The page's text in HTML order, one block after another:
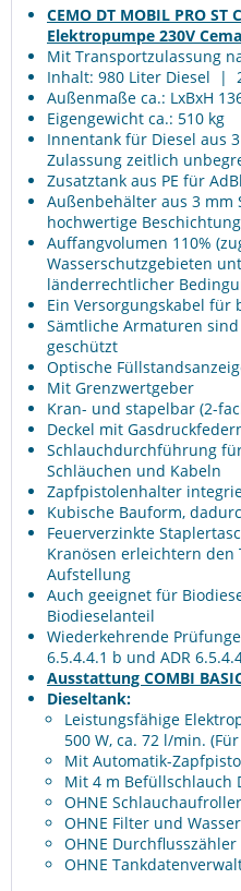
CEMO DT MOBIL PRO
Elektropumpe 230V
Mit Transportzulassung
Inhalt: 980 Liter Diesel |
Außenmaße ca.: LxBxH
Eigengewicht ca.: 510 kg
Innentank für Diesel aus
Zulassung zeitlich
Zusatztank aus PE für
Außenbehälter aus 3 mm
hochwertige Beschichtung
Auffangvolumen 110%
Wasserschutzgebieten
länderrechtlicher
Ein Versorgungskabel für
Sämtliche Armaturen
geschützt
Optische
Mit Grenzwertgeber
Kran- und stapelbar (2-
Deckel mit
Schlauchdurchführung
Schläuchen und Kabeln
Zapfpistolenhalter
Kubische Bauform,
Feuerverzinkte
Kranösen erleichtern
Aufstellung
Auch geeignet für
Biodieselanteil
Wiederkehrende
6.5.4.4.1 b und ADR
Ausstattung COMBI
Dieseltank:
Leistungsfähige
500 W, ca. 72 l/min.
Mit Automatik-
Mit 4 m Befüllschlauch
OHNE Schlauchaufroller
OHNE Filter und
OHNE Durchflusszähler
OHNE